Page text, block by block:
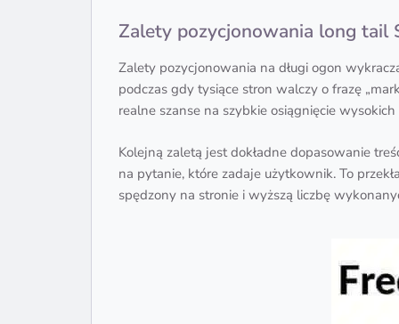
Zalety pozycjonowania long tail
Zalety pozycjonowania na długi ogon
podczas gdy tysiące stron walczy o frazę
realne szanse na szybkie osiągnięcie wysokich
Kolejną zaletą jest dokładne dopasowanie
na pytanie, które zadaje użytkownik. To
spędzony na stronie i wyższą liczbę